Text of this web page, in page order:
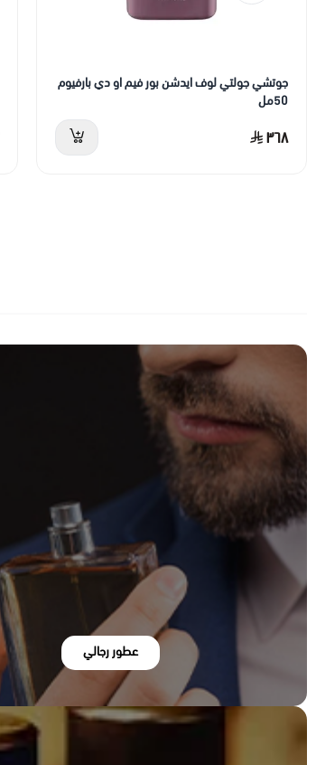
جوتشي جولتي لوف ايدشن بور فيم او دي بارفيوم
50مل
٣٦٨
عطور رجالي